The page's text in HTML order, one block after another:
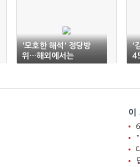
'모호한 해석' 정당방
위…해외에서는
'
이